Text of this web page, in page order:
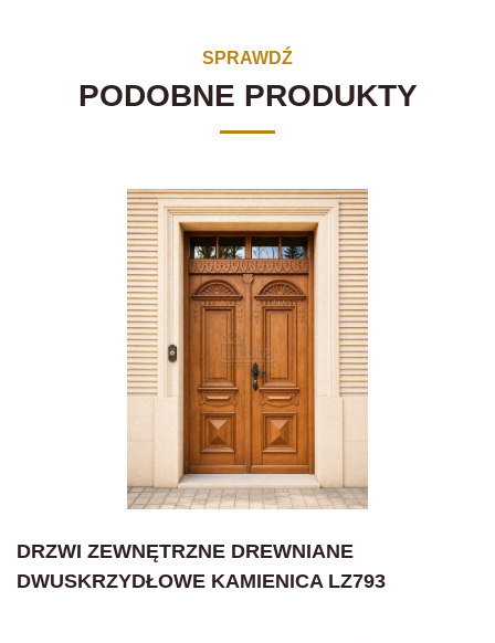
SPRAWDŹ
PODOBNE PRODUKTY
DRZWI ZEWNĘTRZNE DREWNIANE
DWUSKRZYDŁOWE KAMIENICA LZ793